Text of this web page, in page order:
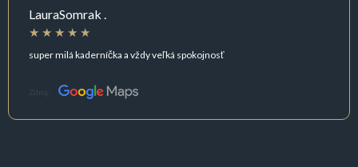
LauraSomrak .
super milá kaderníčka a vždy veľká spokojnosť
Zdroj: